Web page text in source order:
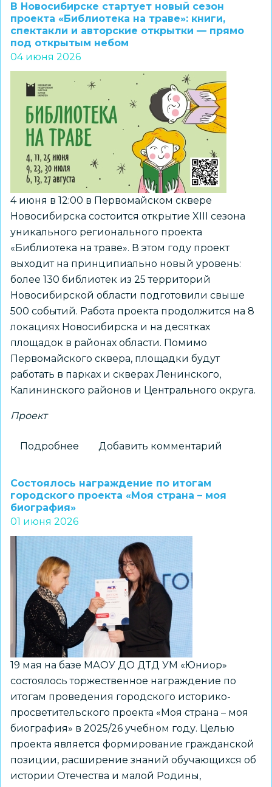
школы
стал
призером
проекта
«В
команде
со
СВОими»
В Новосибирске стартует новый сезон
проекта «Библиотека на траве»: книги,
спектакли и авторские открытки — прямо
под открытым небом
04 июня 2026
4 июня в 12:00 в Первомайском сквере
Новосибирска состоится открытие XIII сезона
уникального регионального проекта
«Библиотека на траве». В этом году проект
выходит на принципиально новый уровень:
более 130 библиотек из 25 территорий
Новосибирской области подготовили свыше
500 событий. Работа проекта продолжится на 8
локациях Новосибирска и на десятках
площадок в районах области. Помимо
Первомайского сквера, площадки будут
работать в парках и скверах Ленинского,
Калининского районов и Центрального округа.
Проект
Подробнее
стартует
«Библиотека
траве»:
книги,
спектакли
и
авторские
открытки
—
прямо
под
открытым
небом
Добавить комментарий
Состоялось награждение по итогам
городского проекта «Моя страна – моя
биография»
01 июня 2026
19 мая на базе МАОУ ДО ДТД УМ «Юниор»
состоялось торжественное награждение по
итогам проведения городского историко-
просветительского проекта «Моя страна – моя
биография» в 2025/26 учебном году. Целью
проекта является формирование гражданской
позиции, расширение знаний обучающихся об
истории Отечества и малой Родины,